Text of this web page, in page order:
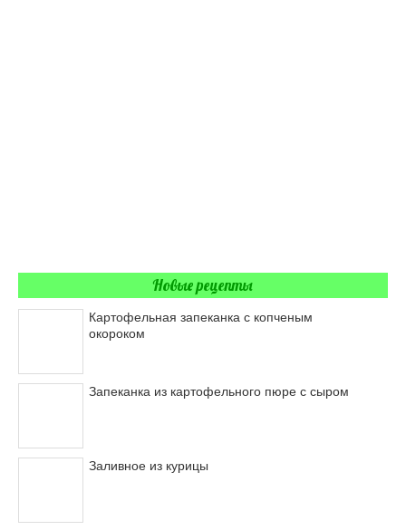
Новые рецепты
Картофельная запеканка с копченым
окороком
Запеканка из картофельного пюре с сыром
Заливное из курицы